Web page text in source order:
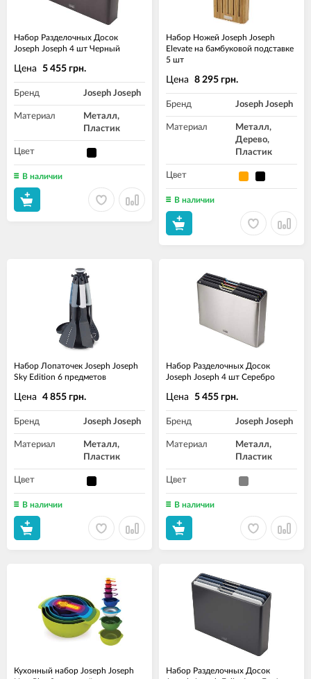
Набор Разделочных Досок
Joseph Joseph 4 шт Черный
Цена 5 455 грн.
Бренд Joseph Joseph
Материал
Металл,
Пластик
Цвет
В наличии
Набор Ножей Joseph Joseph
Elevate на бамбуковой подставке
5 шт
Цена 8 295 грн.
Бренд Joseph Joseph
Материал
Металл,
Дерево,
Пластик
Цвет
В наличии
Набор Лопаточек Joseph Joseph
Sky Edition 6 предметов
Цена 4 855 грн.
Бренд Joseph Joseph
Материал
Металл,
Пластик
Цвет
В наличии
Набор Разделочных Досок
Joseph Joseph 4 шт Серебро
Цена 5 455 грн.
Бренд Joseph Joseph
Материал
Металл,
Пластик
Цвет
В наличии
Кухонный набор Joseph Joseph
Набор Разделочных Досок